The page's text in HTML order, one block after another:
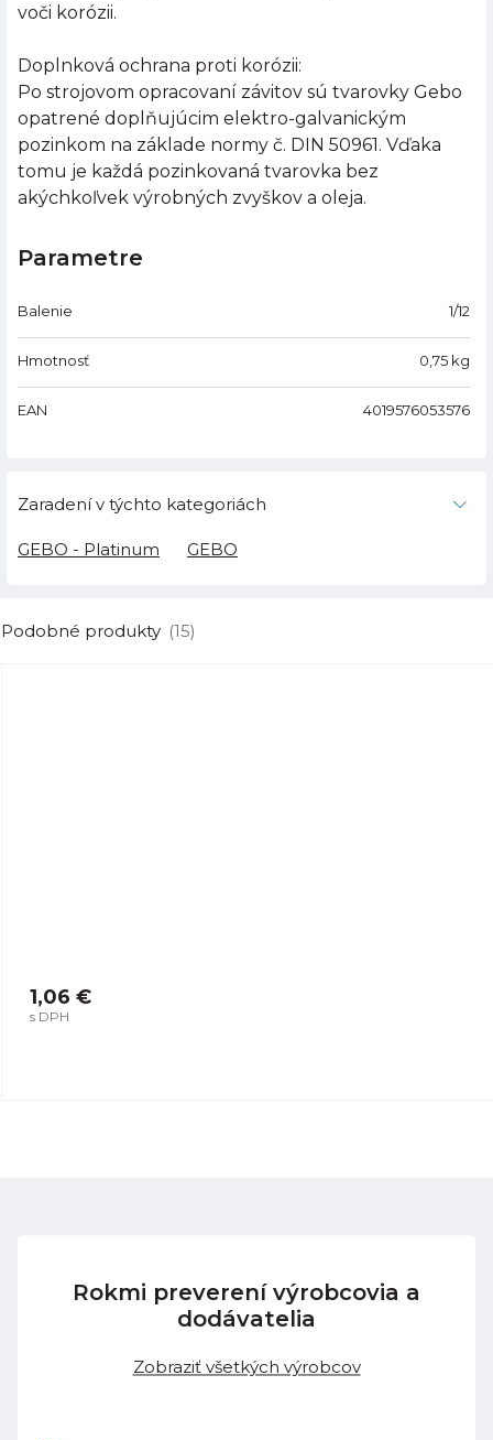
voči korózii.
Doplnková ochrana proti korózii:
Po strojovom opracovaní závitov sú tvarovky Gebo
opatrené doplňujúcim elektro-galvanickým
pozinkom na základe normy č. DIN 50961. Vďaka
tomu je každá pozinkovaná tvarovka bez
akýchkoľvek výrobných zvyškov a oleja.
Parametre
Balenie 1/12
Hmotnosť 0,75 kg
EAN 4019576053576
Zaradení v týchto kategoriách
GEBO - Platinum GEBO
Podobné produkty (15)
1,06 €
s DPH
Rokmi preverení výrobcovia a
dodávatelia
Zobraziť všetkých výrobcov